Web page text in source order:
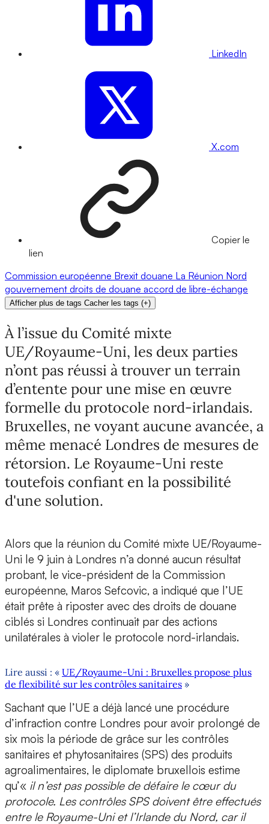
LinkedIn
X.com
Copier le
lien
Commission européenne Brexit douane La Réunion Nord
gouvernement droits de douane accord de libre-échange
Afficher plus de tags Cacher les tags (+)
À l’issue du Comité mixte
UE/Royaume-Uni, les deux parties
n’ont pas réussi à trouver un terrain
d’entente pour une mise en œuvre
formelle du protocole nord-irlandais.
Bruxelles, ne voyant aucune avancée, a
même menacé Londres de mesures de
rétorsion. Le Royaume-Uni reste
toutefois confiant en la possibilité
d'une solution.
Alors que la réunion du Comité mixte UE/Royaume-
Uni le 9 juin à Londres n’a donné aucun résultat
probant, le vice-président de la Commission
européenne, Maros Sefcovic, a indiqué que l’UE
était prête à riposter avec des droits de douane
ciblés si Londres continuait par des actions
unilatérales à violer le protocole nord-irlandais.
Lire aussi : « UE/Royaume-Uni : Bruxelles propose plus
de flexibilité sur les contrôles sanitaires »
Sachant que l’UE a déjà lancé une procédure
d’infraction contre Londres pour avoir prolongé de
six mois la période de grâce sur les contrôles
sanitaires et phytosanitaires (SPS) des produits
agroalimentaires, le diplomate bruxellois estime
qu’« il n’est pas possible de défaire le cœur du
protocole. Les contrôles SPS doivent être effectués
entre le Royaume-Uni et l’Irlande du Nord, car il